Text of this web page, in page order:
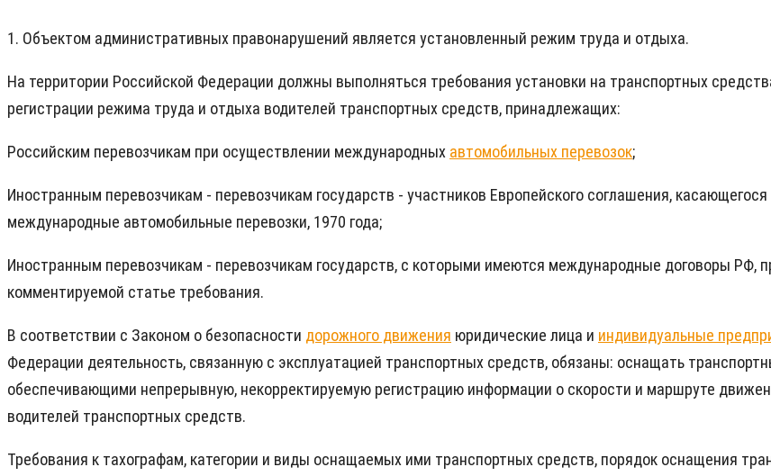
1. Объектом административных правонарушений является установленный режим труда и отдыха.
На территории Российской Федерации должны выполняться требования установки на транспортных
регистрации режима труда и отдыха водителей транспортных средств, принадлежащих:
Российским перевозчикам при осуществлении международных автомобильных перевозок;
Иностранным перевозчикам - перевозчикам государств - участников Европейского соглашения,
международные автомобильные перевозки, 1970 года;
Иностранным перевозчикам - перевозчикам государств, с которыми имеются международные договоры РФ,
комментируемой статье требования.
В соответствии с Законом о безопасности дорожного движения юридические лица и индивидуальные
Федерации деятельность, связанную с эксплуатацией транспортных средств, обязаны: оснащать
обеспечивающими непрерывную, некорректируемую регистрацию информации о скорости и маршруте
водителей транспортных средств.
Требования к тахографам, категории и виды оснащаемых ими транспортных средств, порядок оснащения